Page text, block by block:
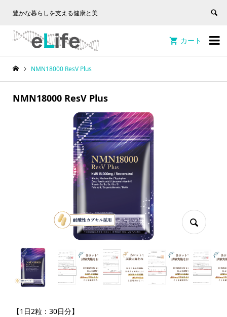
豊かな暮らしを支える健康と美

カート 
NMN18000 ResV Plus
NMN18000 ResV Plus
【1日2粒：30日分】